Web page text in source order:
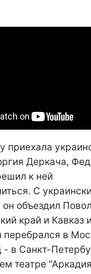
приехала
Деркача,
к ней
С
он объездил
край и Кавказ
перебрался в
- в Санкт-
театре